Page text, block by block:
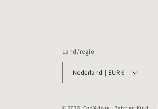
Land/regio
Nederland | EUR €